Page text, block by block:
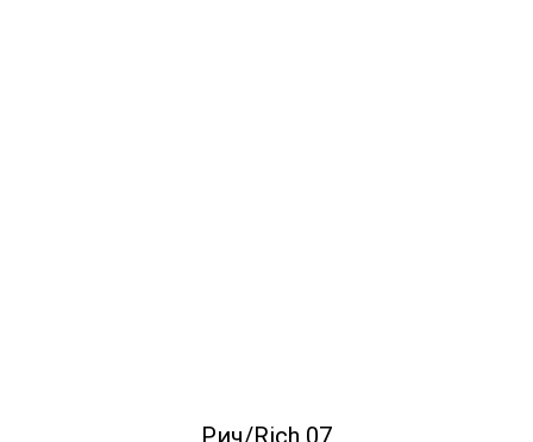
Рич/Rich 07